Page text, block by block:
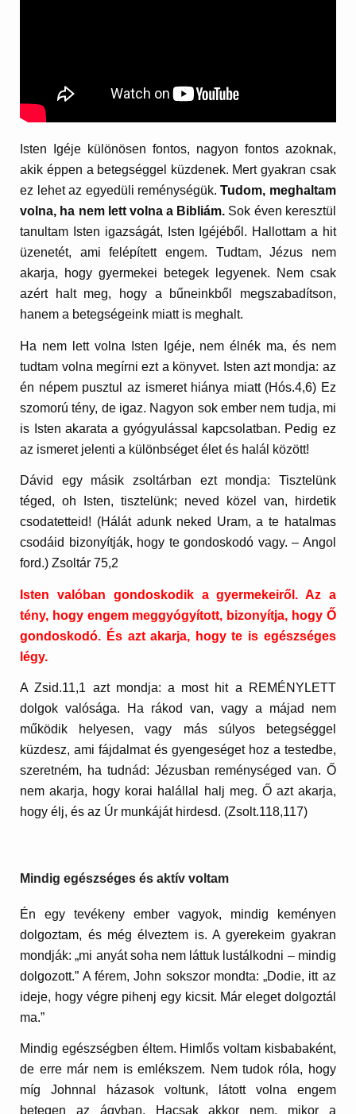
Isten Igéje különösen fontos, nagyon fontos azoknak,
akik éppen a betegséggel küzdenek. Mert gyakran csak
ez lehet az egyedüli reménységük.Tudom, meghaltam
volna, ha nem lett volna a Bibliám. Sok éven keresztül
tanultam Isten igazságát, Isten Igéjéből. Hallottam a hit
üzenetét, ami felépített engem. Tudtam, Jézus nem
akarja, hogy gyermekei betegek legyenek. Nem csak
azért halt meg, hogy a bűneinkből megszabadítson,
hanem a betegségeink miatt is meghalt.
Ha nem lett volna Isten Igéje, nem élnék ma, és nem
tudtam volna megírni ezt a könyvet. Isten azt mondja: az
én népem pusztul az ismeret hiánya miatt (Hós.4,6) Ez
szomorú tény, de igaz. Nagyon sok ember nem tudja, mi
is Isten akarata a gyógyulással kapcsolatban. Pedig ez
az ismeret jelenti a különbséget élet és halál között!
Dávid egy másik zsoltárban ezt mondja: Tisztelünk
téged, oh Isten, tisztelünk; neved közel van, hirdetik
csodatetteid! (Hálát adunk neked Uram, a te hatalmas
csodáid bizonyítják, hogy te gondoskodó vagy. – Angol
ford.) Zsoltár 75,2
Isten valóban gondoskodik a gyermekeiről. Az a
tény, hogy engem meggyógyított, bizonyítja, hogy Ő
gondoskodó. És azt akarja, hogy te is egészséges
légy.
A Zsid.11,1 azt mondja: a most hit a REMÉNYLETT
dolgok valósága. Ha rákod van, vagy a májad nem
működik helyesen, vagy más súlyos betegséggel
küzdesz, ami fájdalmat és gyengeséget hoz a testedbe,
szeretném, ha tudnád: Jézusban reménységed van. Ő
nem akarja, hogy korai halállal halj meg. Ő azt akarja,
hogy élj, és az Úr munkáját hirdesd. (Zsolt.118,117)
Mindig egészséges és aktív voltam
Én egy tevékeny ember vagyok, mindig keményen
dolgoztam, és még élveztem is. A gyerekeim gyakran
mondják: „mi anyát soha nem láttuk lustálkodni – mindig
dolgozott.” A férem, John sokszor mondta: „Dodie, itt az
ideje, hogy végre pihenj egy kicsit. Már eleget dolgoztál
ma.”
Mindig egészségben éltem. Himlős voltam kisbabaként,
de erre már nem is emlékszem. Nem tudok róla, hogy
míg Johnnal házasok voltunk, látott volna engem
betegen az ágyban. Hacsak akkor nem, mikor a